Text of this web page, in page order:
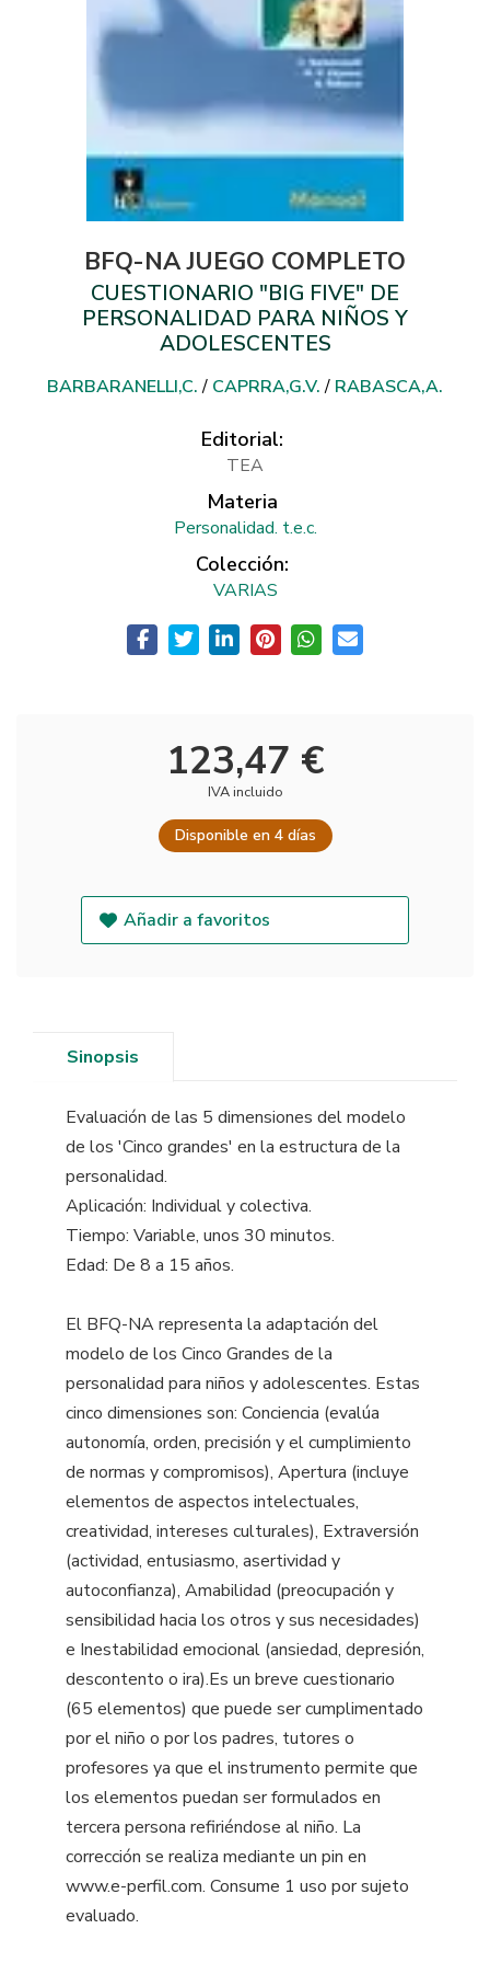
BFQ-NA JUEGO COMPLETO
CUESTIONARIO "BIG FIVE" DE
PERSONALIDAD PARA NIÑOS Y
ADOLESCENTES
BARBARANELLI,C./ CAPRRA,G.V./ RABASCA,A.
Editorial:
TEA
Materia
Personalidad. t.e.c.
Colección:
VARIAS
123,47 €
IVA incluido
Disponible en 4 días
Añadir a favoritos
Sinopsis
Evaluación de las 5 dimensiones del modelo
de los 'Cinco grandes' en la estructura de la
personalidad.
Aplicación: Individual y colectiva.
Tiempo: Variable, unos 30 minutos.
Edad: De 8 a 15 años.
El BFQ-NA representa la adaptación del
modelo de los Cinco Grandes de la
personalidad para niños y adolescentes. Estas
cinco dimensiones son: Conciencia (evalúa
autonomía, orden, precisión y el cumplimiento
de normas y compromisos), Apertura (incluye
elementos de aspectos intelectuales,
creatividad, intereses culturales), Extraversión
(actividad, entusiasmo, asertividad y
autoconfianza), Amabilidad (preocupación y
sensibilidad hacia los otros y sus necesidades)
e Inestabilidad emocional (ansiedad, depresión,
descontento o ira).Es un breve cuestionario
(65 elementos) que puede ser cumplimentado
por el niño o por los padres, tutores o
profesores ya que el instrumento permite que
los elementos puedan ser formulados en
tercera persona refiriéndose al niño. La
corrección se realiza mediante un pin en
www.e-perfil.com. Consume 1 uso por sujeto
evaluado.